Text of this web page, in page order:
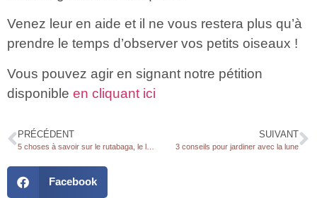
Venez leur en aide et il ne vous restera plus qu’à
prendre le temps d’observer vos petits oiseaux !
Vous pouvez agir en signant notre pétition
disponible en cliquant ici
PRÉCÉDENT SUIVANT
3 conseils pour jardiner avec la lune
Facebook